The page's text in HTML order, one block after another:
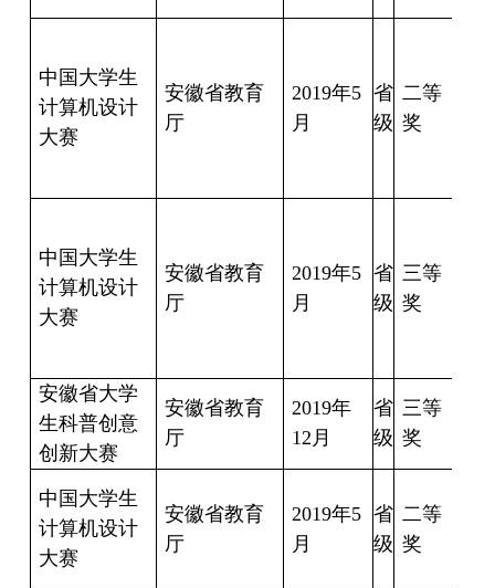
中国大学生
计算机设计
大赛
安徽省教育
厅
2019年5
月
省
级
二等
奖
中国大学生
计算机设计
大赛
安徽省教育
厅
2019年5
月
省
级
三等
奖
安徽省大学
生科普创意
创新大赛
安徽省教育
厅
2019年
12 月
省
级
三等
奖
中国大学生
计算机设计
大赛
安徽省教育
厅
2019年5
月
省
级
二等
奖